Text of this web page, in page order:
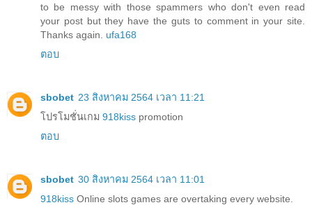
to be messy with those spammers who don't even read
your post but they have the guts to comment in your site.
Thanks again. ufa168
ตอบ
sbobet 23 สิงหาคม 2564 เวลา 11:21
โปรโมชั่นเกม 918kiss promotion
ตอบ
sbobet 30 สิงหาคม 2564 เวลา 11:01
918kiss Online slots games are overtaking every website.